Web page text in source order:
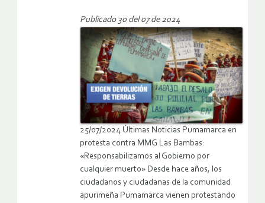
Publicado 30 del 07 de 2024
25/07/2024 Últimas Noticias Pumamarca en
protesta contra MMG Las Bambas:
«Responsabilizamos al Gobierno por
cualquier muerto» Desde hace años, los
ciudadanos y ciudadanas de la comunidad
apurimeña Pumamarca vienen protestando